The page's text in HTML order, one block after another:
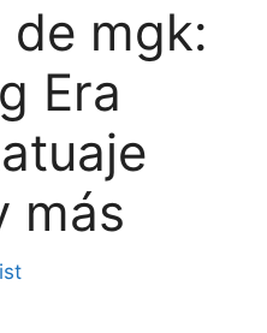
de mgk:
Era
más